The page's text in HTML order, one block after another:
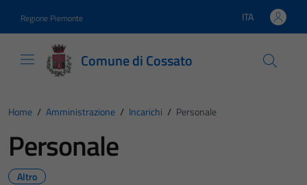
Regione Piemonte Lingua attiva:
ITA
Comune di Cossato
Home / Amministrazione / Incarichi / Personale
Personale
Altro